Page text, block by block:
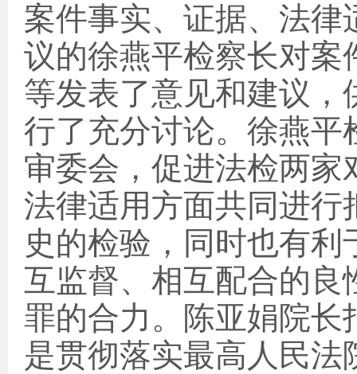
案件事实、证据、法
议的徐燕平检察长对案
等发表了意见和建议
行了充分讨论。 徐燕平
审委会，促进法检两
法律适用方面共同进
史的检验，同时也有
互监督、相互配合的
罪的合力。陈亚娟院长
是贯彻落实最高人民